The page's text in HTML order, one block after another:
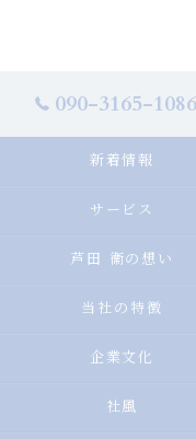
090-3165-1086
新着情報
サービス
芦田 衞の想い
当社の特徴
企業文化
社風